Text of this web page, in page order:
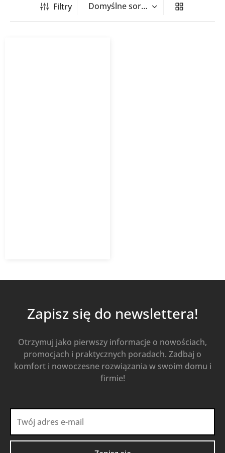
Filtry
Zapisz się do newslettera!
Otrzymuj jako pierwszy informacje o nowościach,
promocjach i praktycznych poradach. Zadbaj o
komfort i nowoczesne rozwiązania w swoim domu i
firmie!